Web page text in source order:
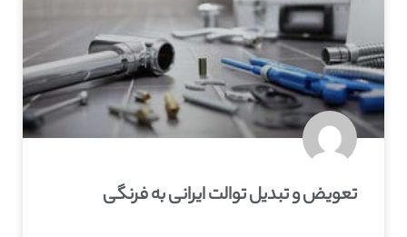
تعویض و تبدیل توالت ایرانی به فرنگی